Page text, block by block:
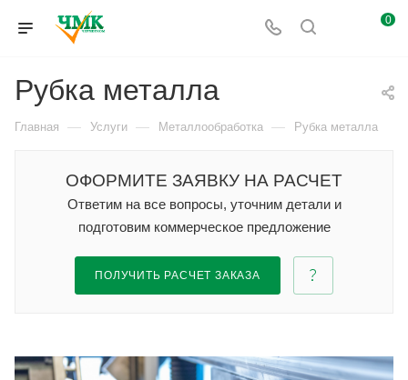
0
Рубка металла
Главная — Услуги — Металлообработка — Рубка металла
ОФОРМИТЕ ЗАЯВКУ НА РАСЧЕТ
Ответим на все вопросы, уточним детали и
подготовим коммерческое предложение
ПОЛУЧИТЬ РАСЧЕТ ЗАКАЗА